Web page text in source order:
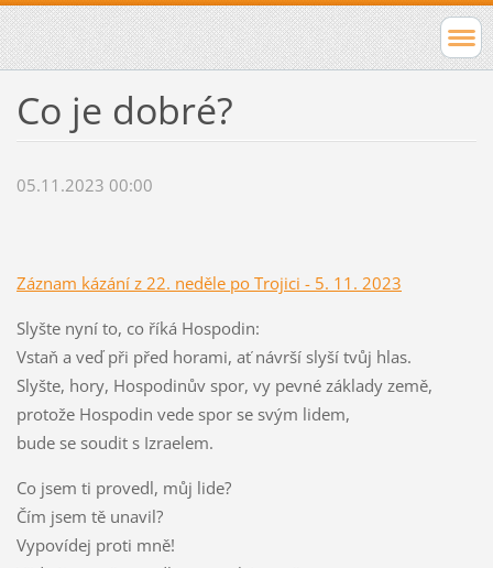
Co je dobré?
05.11.2023 00:00
Záznam kázání z 22. neděle po Trojici - 5. 11. 2023
Slyšte nyní to, co říká Hospodin:
Vstaň a veď při před horami, ať návrší slyší tvůj hlas.
Slyšte, hory, Hospodinův spor, vy pevné základy země,
protože Hospodin vede spor se svým lidem,
bude se soudit s Izraelem.
Co jsem ti provedl, můj lide?
Čím jsem tě unavil?
Vypovídej proti mně!